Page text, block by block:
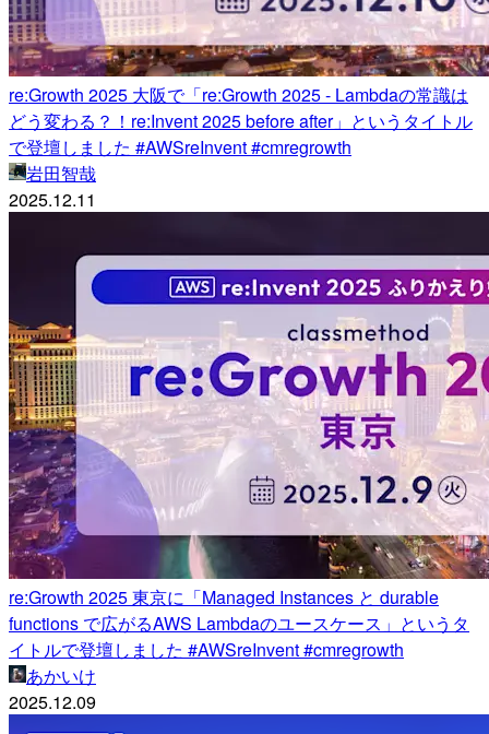
re:Growth 2025 大阪で「re:Growth 2025 - Lambdaの常識は
どう変わる？！re:Invent 2025 before after」というタイトル
で登壇しました #AWSreInvent #cmregrowth
岩田智哉
2025.12.11
re:Growth 2025 東京に「Managed Instances と durable
functions で広がるAWS Lambdaのユースケース」というタ
イトルで登壇しました #AWSreInvent #cmregrowth
あかいけ
2025.12.09